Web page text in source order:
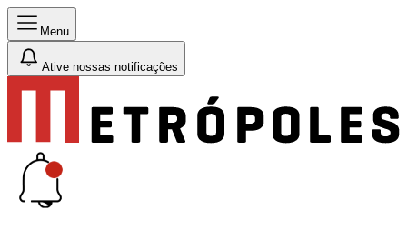
Menu
Ative nossas notificações